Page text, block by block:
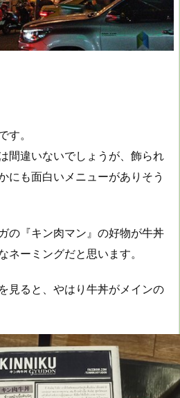
す。
間違いないでしょうが、飾られ
にも面白いメニューがありそう
の『キン肉マン』の好物が牛丼
ネーミングだと思います。
見ると、やはり牛丼がメインの